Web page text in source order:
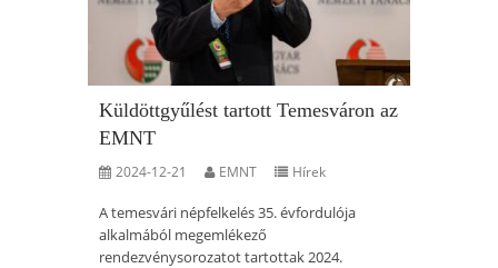
Küldöttgyűlést tartott Temesváron az
EMNT
2024-12-21 EMNT Hírek
A temesvári népfelkelés 35. évfordulója
alkalmából megemlékező
rendezvénysorozatot tartottak 2024.